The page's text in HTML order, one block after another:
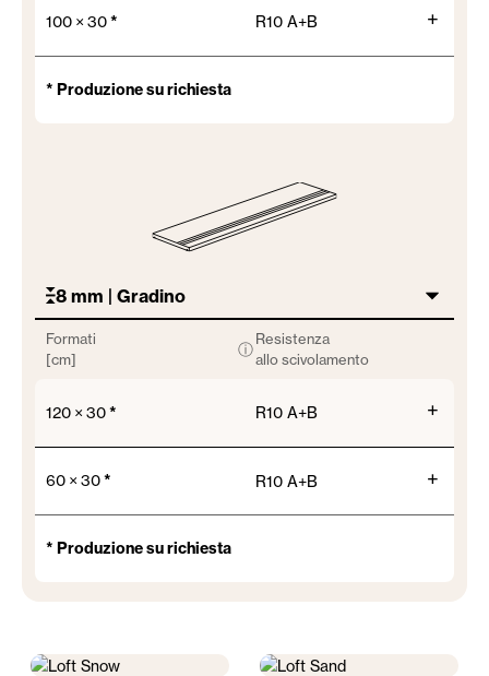
100 × 30* R10 A+B +
* Produzione su richiesta
8 mm | Gradino
Formati
[cm]
Resistenza
allo scivolamento
ⓘ
120 × 30* R10 A+B +
60 × 30* R10 A+B +
* Produzione su richiesta